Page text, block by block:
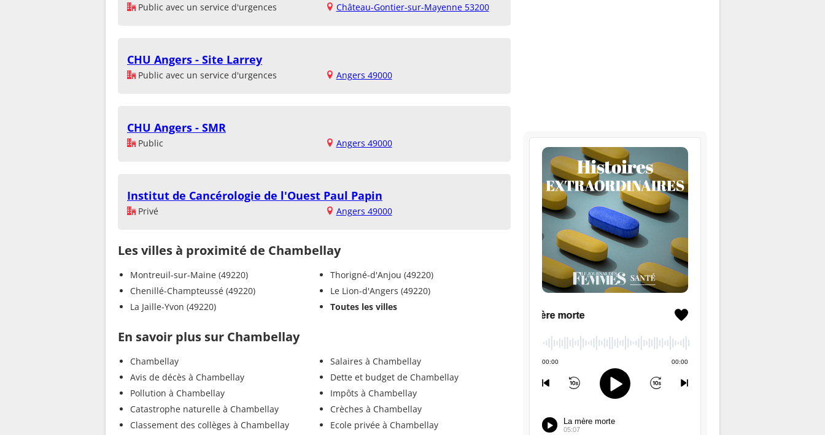
Public avec un service d'urgences Château-Gontier-sur-Mayenne 53200
CHU Angers - Site Larrey
Public avec un service d'urgences Angers 49000
CHU Angers - SMR
Public Angers 49000
Institut de Cancérologie de l'Ouest Paul Papin
Privé Angers 49000
Les villes à proximité de Chambellay
Montreuil-sur-Maine (49220)
Chenillé-Champteussé (49220)
La Jaille-Yvon (49220)
Thorigné-d'Anjou (49220)
Le Lion-d'Angers (49220)
Toutes les villes
En savoir plus sur Chambellay
Chambellay
Avis de décès à Chambellay
Pollution à Chambellay
Catastrophe naturelle à Chambellay
Classement des collèges à Chambellay
Salaires à Chambellay
Dette et budget de Chambellay
Impôts à Chambellay
Crèches à Chambellay
Ecole privée à Chambellay